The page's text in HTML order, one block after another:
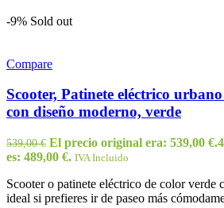
-9% Sold out
Compare
Scooter, Patinete eléctrico
con diseño moderno, verde
539,00€ El precio original era: 539,00 €.
es: 489,00 €. IVA Incluido
Scooter o patinete eléctrico de color verde
ideal si prefieres ir de paseo más